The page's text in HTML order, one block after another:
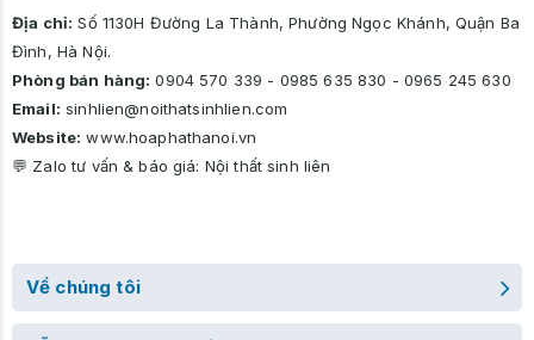
Địa chỉ: Số 1130H Đường La Thành, Phường Ngọc Khánh, Quận Ba
Đình, Hà Nội.
Phòng bán hàng: 0904 570 339 - 0985 635 830 - 0965 245 630
Email: sinhlien@noithatsinhlien.com
Website: www.hoaphathanoi.vn
💬 Zalo tư vấn & báo giá: Nội thất sinh liên
Về chúng tôi